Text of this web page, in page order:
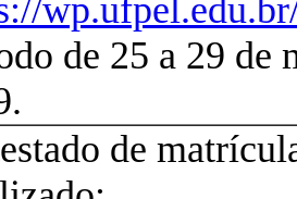
de 25 a 29 de
de